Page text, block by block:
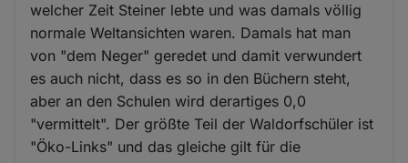
welcher Zeit Steiner lebte und was damals völlig
normale Weltansichten waren. Damals hat man
von "dem Neger" geredet und damit verwundert
es auch nicht, dass es so in den Büchern steht,
aber an den Schulen wird derartiges 0,0
"vermittelt". Der größte Teil der Waldorfschüler ist
"Öko-Links" und das gleiche gilt für die